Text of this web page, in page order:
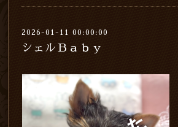
2026-01-11 00:00:00
シェルＢａｂｙ